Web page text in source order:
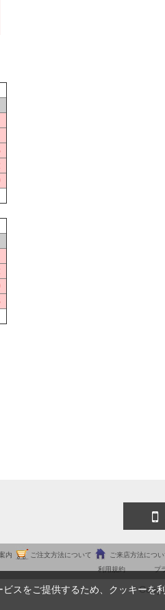
内 ご注文方法について ご来店方法につい
利用規約
プ
スをご提供するため、クッキー